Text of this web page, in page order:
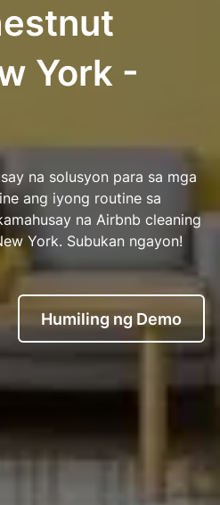
York -
na solusyon para sa mga
ang iyong routine sa
na Airbnb cleaning
York. Subukan ngayon!
Humiling ng Demo